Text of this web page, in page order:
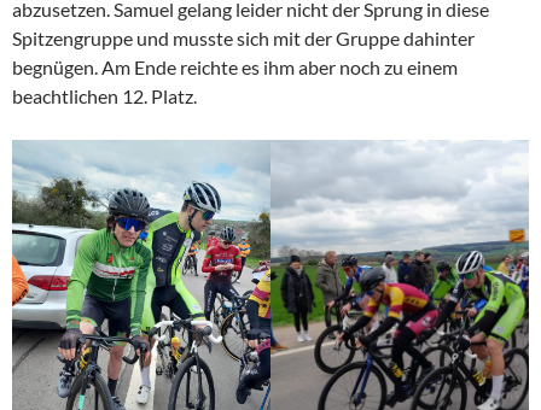
abzusetzen. Samuel gelang leider nicht der Sprung in diese
Spitzengruppe und musste sich mit der Gruppe dahinter
begnügen. Am Ende reichte es ihm aber noch zu einem
beachtlichen 12. Platz.